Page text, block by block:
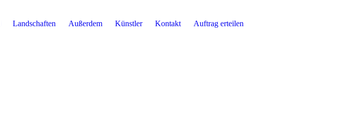
Landschaften Außerdem Künstler Kontakt Auftrag erteilen